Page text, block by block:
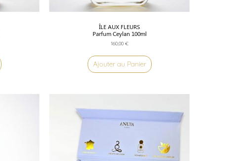
ÎLE AUX FLEURS
Parfum Ceylan 100ml
160,00 €
Ajouter au Panier